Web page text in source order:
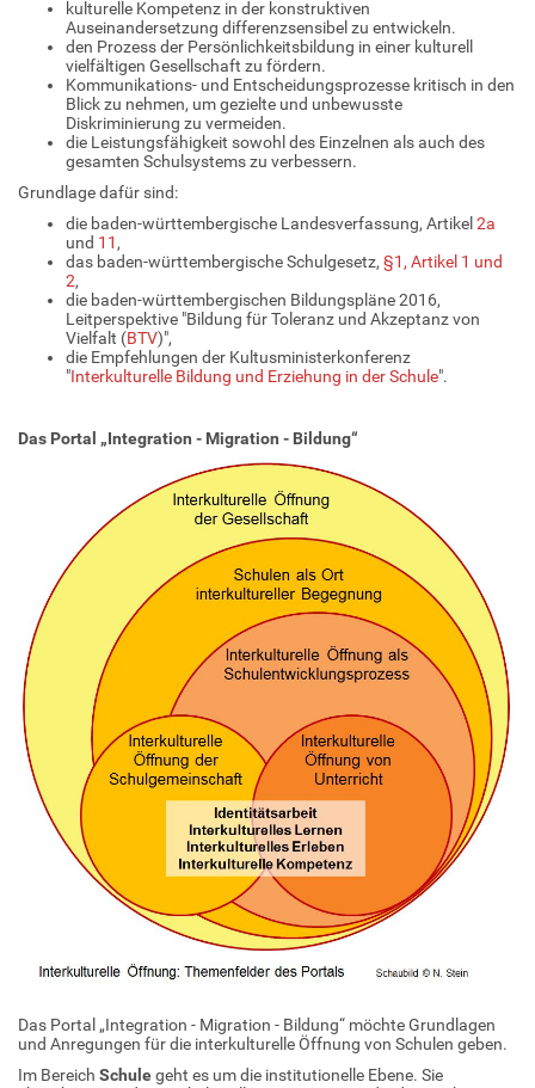
kulturelle Kompetenz in der konstruktiven
Auseinandersetzung differenzsensibel zu entwickeln.
den Prozess der Persönlichkeitsbildung in einer kulturell
vielfältigen Gesellschaft zu fördern.
Kommunikations- und Entscheidungsprozesse kritisch in den
Blick zu nehmen, um gezielte und unbewusste
Diskriminierung zu vermeiden.
die Leistungsfähigkeit sowohl des Einzelnen als auch des
gesamten Schulsystems zu verbessern.
Grundlage dafür sind:
die baden-württembergische Landesverfassung, Artikel 2a
und 11 ,
das baden-württembergische Schulgesetz, §1, Artikel 1 und
2,
die baden-württembergischen Bildungspläne 2016,
Leitperspektive "Bildung für Toleranz und Akzeptanz von
Vielfalt (BTV)",
die Empfehlungen der Kultusministerkonferenz
"Interkulturelle Bildung und Erziehung in der Schule".
Das Portal „Integration - Migration - Bildung“
Das Portal „Integration - Migration - Bildung“ möchte Grundlagen
und Anregungen für die interkulturelle Öffnung von Schulen geben.
Im Bereich Schulegeht es um die institutionelle Ebene. Sie